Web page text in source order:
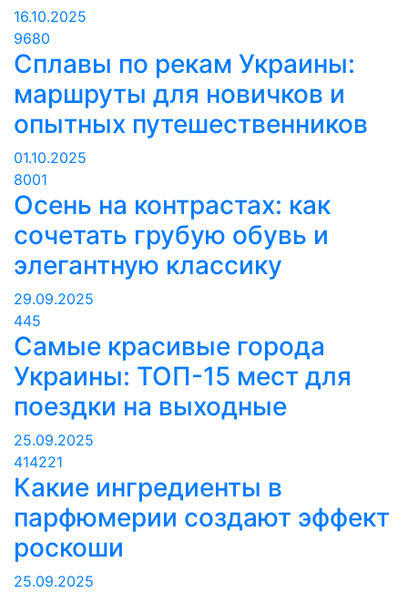
16.10.2025
9680
Сплавы по рекам Украины:
маршруты для новичков и
опытных путешественников
01.10.2025
8001
Осень на контрастах: как
сочетать грубую обувь и
элегантную классику
29.09.2025
445
Самые красивые города
Украины: ТОП-15 мест для
поездки на выходные
25.09.2025
414221
Какие ингредиенты в
парфюмерии создают эффект
роскоши
25.09.2025